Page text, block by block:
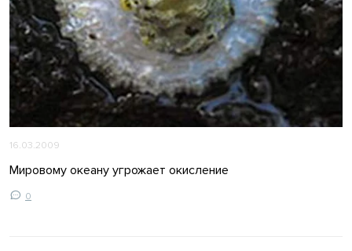
16.03.2009
Мировому океану угрожает окисление
0